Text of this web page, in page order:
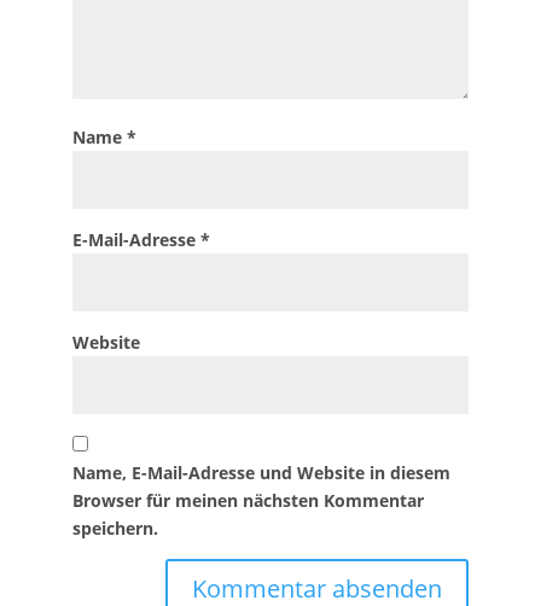
Name *
E-Mail-Adresse *
Website
Name, E-Mail-Adresse und Website in diesem
Browser für meinen nächsten Kommentar
speichern.